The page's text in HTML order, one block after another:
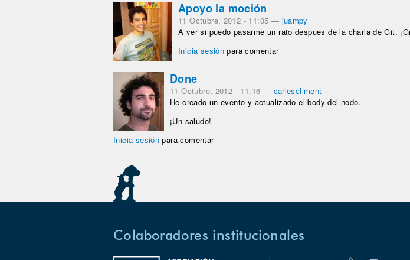
Apoyo la moción
11 Octubre, 2012 - 11:05 — juampy
A ver si puedo pasarme un rato despues de la charla de Git.
Inicia sesión para comentar
Done
11 Octubre, 2012 - 11:16 — carlescliment
He creado un evento y actualizado el body del nodo.
¡Un saludo!
Inicia sesión para comentar
Colaboradores institucionales